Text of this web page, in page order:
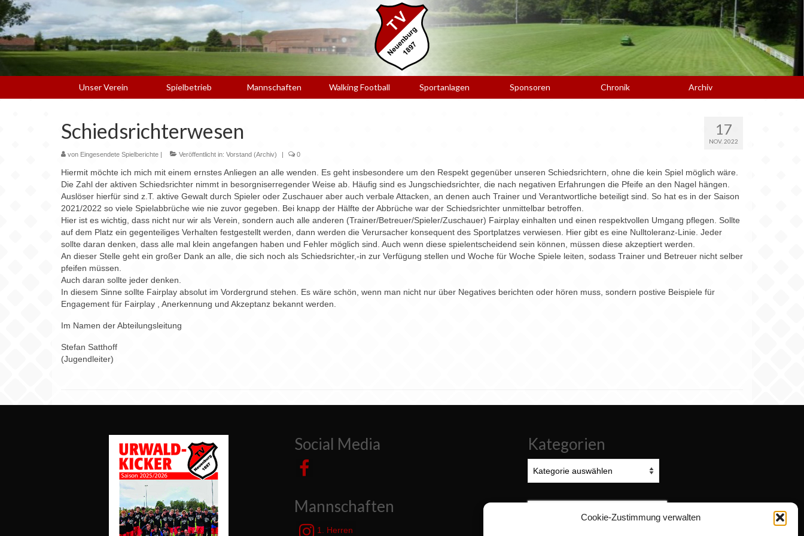
Cookie-Zustimmung verwalten
Unser Verein Spielbetrieb Mannschaften Walking Football Sportanlagen Sponsoren Chronik Archiv
17
NOV. 2022
Schiedsrichterwesen
von Eingesendete Spielberichte | Veröffentlicht in: Vorstand (Archiv) | 0
Hiermit möchte ich mich mit einem ernstes Anliegen an alle wenden. Es geht insbesondere um den Respekt gegenüber unseren Schiedsrichtern, ohne die kein Spiel möglich wäre.
Die Zahl der aktiven Schiedsrichter nimmt in besorgniserregender Weise ab. Häufig sind es Jungschiedsrichter, die nach negativen Erfahrungen die Pfeife an den Nagel hängen.
Auslöser hierfür sind z.T. aktive Gewalt durch Spieler oder Zuschauer aber auch verbale Attacken, an denen auch Trainer und Verantwortliche beteiligt sind. So hat es in der Saison
2021/2022 so viele Spielabbrüche wie nie zuvor gegeben. Bei knapp der Hälfte der Abbrüche war der Schiedsrichter unmittelbar betroffen.
Hier ist es wichtig, dass nicht nur wir als Verein, sondern auch alle anderen (Trainer/Betreuer/Spieler/Zuschauer) Fairplay einhalten und einen respektvollen Umgang pflegen. Sollte
auf dem Platz ein gegenteiliges Verhalten festgestellt werden, dann werden die Verursacher konsequent des Sportplatzes verwiesen. Hier gibt es eine Nulltoleranz-Linie. Jeder
sollte daran denken, dass alle mal klein angefangen haben und Fehler möglich sind. Auch wenn diese spielentscheidend sein können, müssen diese akzeptiert werden.
An dieser Stelle geht ein großer Dank an alle, die sich noch als Schiedsrichter,-in zur Verfügung stellen und Woche für Woche Spiele leiten, sodass Trainer und Betreuer nicht selber
pfeifen müssen.
Auch daran sollte jeder denken.
In diesem Sinne sollte Fairplay absolut im Vordergrund stehen. Es wäre schön, wenn man nicht nur über Negatives berichten oder hören muss, sondern postive Beispiele für
Engagement für Fairplay , Anerkennung und Akzeptanz bekannt werden.
Im Namen der Abteilungsleitung
Stefan Satthoff
(Jugendleiter)
Social Media
Mannschaften
1. Herren
Kategorien